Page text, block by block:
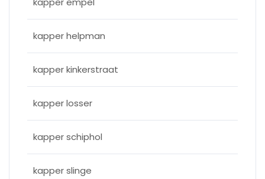
kapper helpman
kapper kinkerstraat
kapper losser
kapper schiphol
kapper slinge